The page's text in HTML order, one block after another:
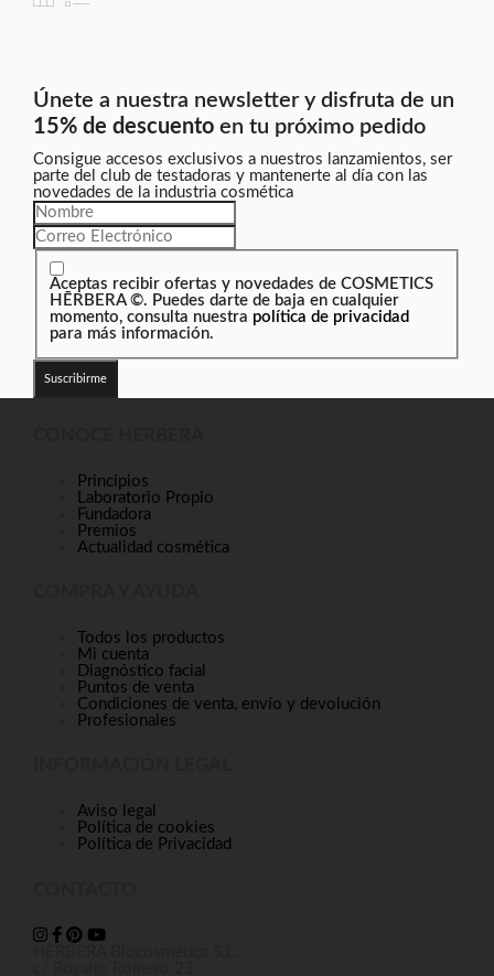
Únete a nuestra newsletter y disfruta de un
15% de descuento en tu próximo pedido
Consigue accesos exclusivos a nuestros lanzamientos, ser
parte del club de testadoras y mantenerte al día con las
novedades de la industria cosmética
Aceptas recibir ofertas y novedades de COSMETICS
HĒRBERA ©. Puedes darte de baja en cualquier
momento, consulta nuestra política de privacidad
para más información.
Suscribirme
Principios
Laboratorio Propio
Fundadora
Premios
Actualidad cosmética
Todos los productos
Mi cuenta
Diagnóstico facial
Puntos de venta
Condiciones de venta, envío y devolución
Profesionales
Aviso legal
Política de cookies
Política de Privacidad